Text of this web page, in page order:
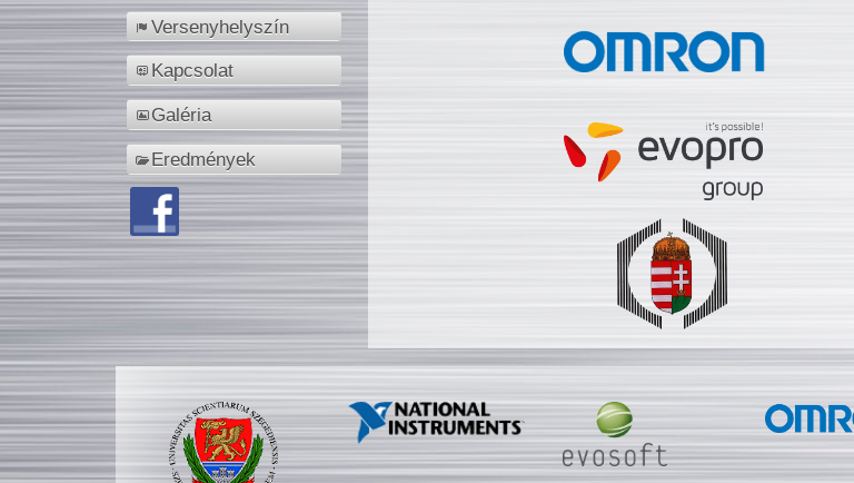
Versenyhelyszín
Kapcsolat
Galéria
Eredmények